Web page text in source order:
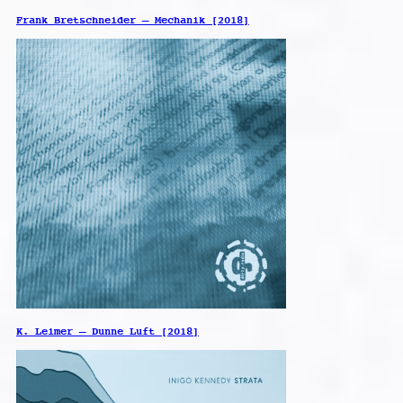
Frank Bretschneider – Mechanik [2018]
K. Leimer – Dunne Luft [2018]